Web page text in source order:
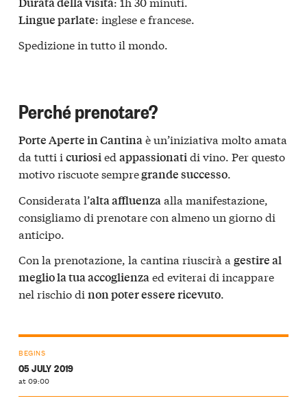
Lingue parlate: inglese e francese.
Spedizione in tutto il mondo.
Perché prenotare?
Porte Aperte in Cantinaè un’iniziativa molto amata
da tutti i curiosied appassionatidi vino. Per questo
motivo riscuote sempregrande successo.
Considerata l’alta affluenzaalla manifestazione,
consigliamo di prenotare con almeno un giorno di
anticipo.
Con la prenotazione, la cantina riuscirà a gestire al
meglio la tua accoglienzaed eviterai di incappare
nel rischio di non poter essere ricevuto.
BEGINS
05 JULY 2019
at 09:00